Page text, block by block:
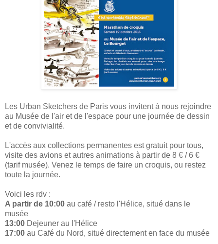
Les Urban Sketchers de Paris vous invitent à nous rejoindre
au Musée de l'air et de l'espace pour une journée de dessin
et de convivialité.
L'accès aux collections permanentes est gratuit pour tous,
visite des avions et autres animations à partir de 8 € / 6 €
(tarif musée). Venez le temps de faire un croquis, ou restez
toute la journée.
Voici les rdv :
A partir de 10:00 au café / resto l'Hélice, situé dans le
musée
13:00 Dejeuner au l'Hélice
17:00 au Café du Nord, situé directement en face du musée